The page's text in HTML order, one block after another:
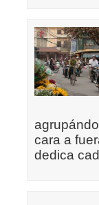
cara a
dedica